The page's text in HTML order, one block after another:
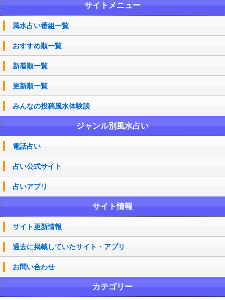
サイトメニュー
風水占い番組一覧
おすすめ順一覧
新着順一覧
更新順一覧
みんなの投稿風水体験談
ジャンル別風水占い
電話占い
占い公式サイト
占いアプリ
サイト情報
サイト更新情報
過去に掲載していたサイト・アプリ
お問い合わせ
カテゴリー